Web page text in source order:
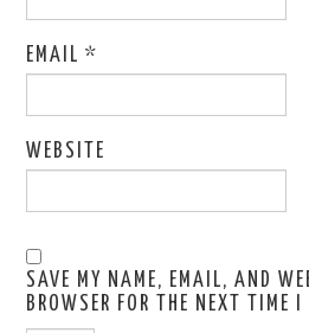
EMAIL*
WEBSITE
SAVE MY NAME, EMAIL, AND
BROWSER FOR THE NEXT TIME I